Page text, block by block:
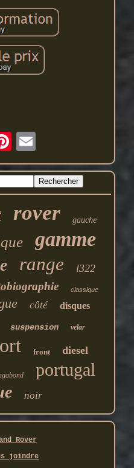
rover gauche
gamme
range l322
classique
côté disques
suspension velar
front diesel
portugal
noir
Rover
joindre